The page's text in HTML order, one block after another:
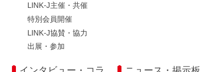
LINK-J主催・共催
特別会員開催
LINK-J協賛・協力
出展・参加